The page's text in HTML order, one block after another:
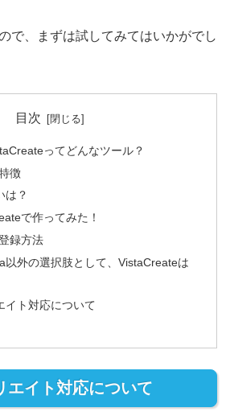
で、まずは試してみてはいかがでし
目次
ってどんなツール？
徴
は？
で作ってみた！
録方法
以外の選択肢として、VistaCreateは
イト対応について
エイト対応について